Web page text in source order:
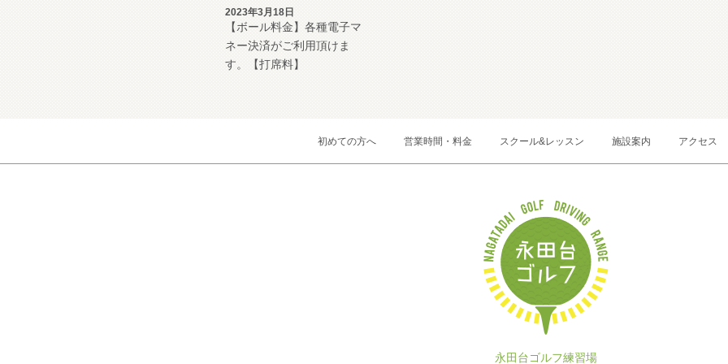
2023年3月18日
【ボール料金】各種電子マ
ネー決済がご利用頂けま
す。【打席料】
初めての方へ 営業時間・料金 スクール&レッスン 施設案内 アクセス
永田台ゴルフ練習場